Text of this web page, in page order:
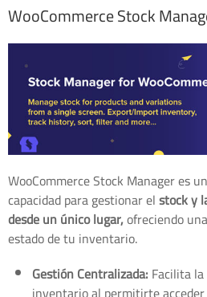
WooCommerce Stock
WooCommerce Stock Manager es
capacidad para gestionar elstock y
desde un único lugar,ofreciendo
estado de tu inventario.
Gestión Centralizada: Facilita